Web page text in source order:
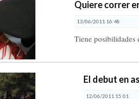
Quiere correr
13/06/2011 16:48
Tiene posibilidades
El debut en
12/06/2011 15:01